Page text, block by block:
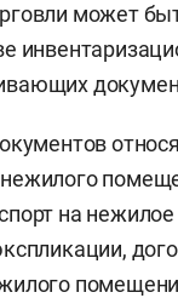
может
на